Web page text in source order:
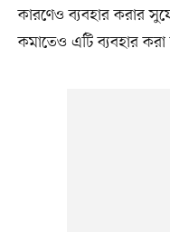
কারণেও ব্যবহার করার
কমাতেও এটি ব্যবহার করা